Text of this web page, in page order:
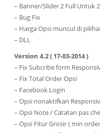
– Banner/Slider 2 Full Untuk
– Bug Fix
– Harga Opsi muncul di
– DLL
Version 4.2 ( 17-03-2014 )
– Fix Subcribe form
– Fix Total Order Opsi
– Facebook Login
– Opsi nonaktifkan
– Opsi Note / Catatan pas
– Opsi Fitur Grosir ( min